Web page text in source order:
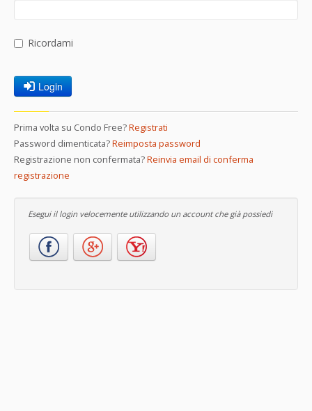
Ricordami
Login
Prima volta su Condo Free?Registrati
Password dimenticata?Reimposta password
Registrazione non confermata?Reinvia email di conferma
registrazione
Esegui il login velocemente utilizzando un account che già possiedi